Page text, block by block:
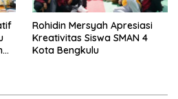
Rohidin Mersyah Apresiasi
Kreativitas Siswa SMAN 4
Kota Bengkulu